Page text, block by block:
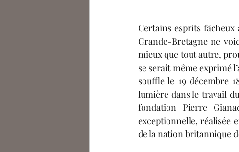
Arno Le Monnyer Eléa
Podcasts Julien Bousser
Certains esprits
Grande-Bretagne ne
mieux que tout autre,
se serait même exprimé
souffle le 19 décembre
lumière dans le travail
fondation Pierre
exceptionnelle, réalisée
de la nation britannique